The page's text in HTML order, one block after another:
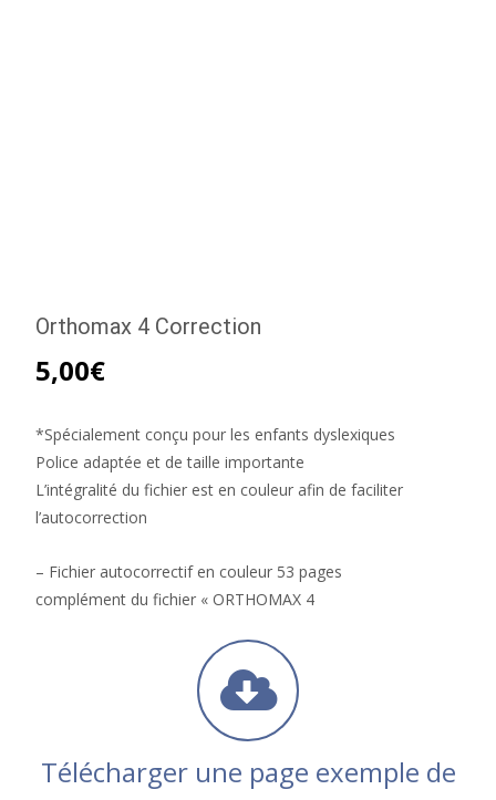
Orthomax 4 Correction
5,00€
*Spécialement conçu pour les enfants dyslexiques
Police adaptée et de taille importante
L’intégralité du fichier est en couleur afin de faciliter
l’autocorrection
– Fichier autocorrectif en couleur 53 pages
complément du fichier « ORTHOMAX 4
Télécharger une page exemple de